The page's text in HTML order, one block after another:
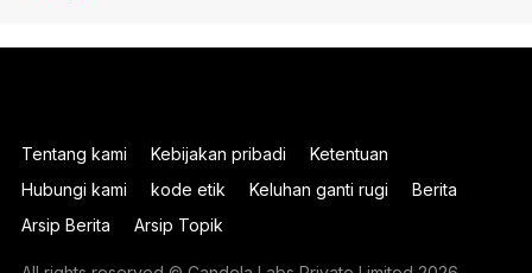
Tentang kami Kebijakan pribadi
Ketentuan
Hubungi kami
kode etik Keluhan ganti rugi
Berita
Arsip Berita
Arsip Topik